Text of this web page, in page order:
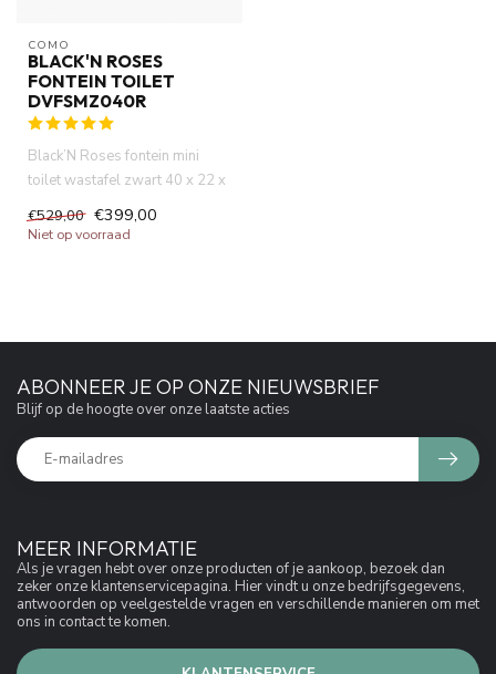
COMO
BLACK'N ROSES
FONTEIN TOILET
DVFSMZ040R
Black’N Roses fontein mini
toilet wastafel zwart 40 x 22 x
14 cm rechts . Marmer...
€529,00 €399,00
Niet op voorraad
MEER INFORMATIE
Als je vragen hebt over onze producten of je aankoop, bezoek dan
zeker onze klantenservicepagina. Hier vindt u onze bedrijfsgegevens,
antwoorden op veelgestelde vragen en verschillende manieren om met
ons in contact te komen.
ABONNEER JE OP ONZE NIEUWSBRIEF
Blijf op de hoogte over onze laatste acties